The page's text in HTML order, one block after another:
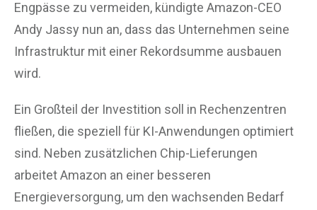
Engpässe zu vermeiden, kündigte Amazon-CEO
Andy Jassy nun an, dass das Unternehmen seine
Infrastruktur mit einer Rekordsumme ausbauen
wird.
Ein Großteil der Investition soll in Rechenzentren
fließen, die speziell für KI-Anwendungen optimiert
sind. Neben zusätzlichen Chip-Lieferungen
arbeitet Amazon an einer besseren
Energieversorgung, um den wachsenden Bedarf